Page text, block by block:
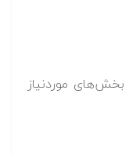
بخش‌های موردنیاز